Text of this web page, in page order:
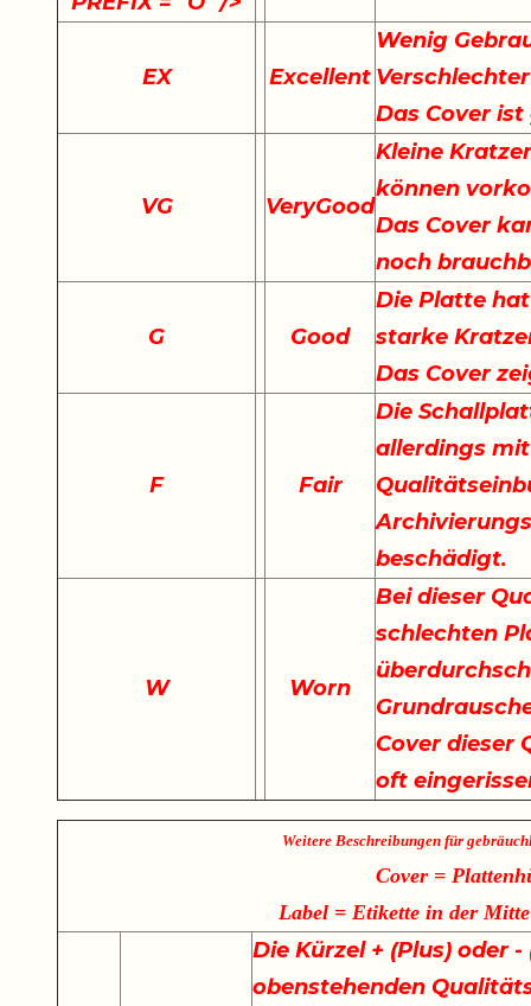
EX Excellent
Wenig
Das Cover
VG VeryGood
Kleine
können
Das Cover
noch
G Good
Die Platte
starke
Das Cover
F Fair
Die
allerdings
beschädigt.
W Worn
Bei dieser
schlechten
Cover dieser
oft
Weitere Beschreibungen für
Cover =
Label = Etikette in der
Die Kürzel + (Plus) oder
obenstehenden